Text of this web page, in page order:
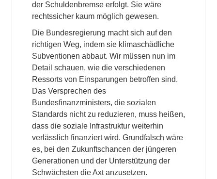
der Schuldenbremse erfolgt. Sie wäre
rechtssicher kaum möglich gewesen.
Die Bundesregierung macht sich auf den
richtigen Weg, indem sie klimaschädliche
Subventionen abbaut. Wir müssen nun im
Detail schauen, wie die verschiedenen
Ressorts von Einsparungen betroffen sind.
Das Versprechen des
Bundesfinanzministers, die sozialen
Standards nicht zu reduzieren, muss heißen,
dass die soziale Infrastruktur weiterhin
verlässlich finanziert wird. Grundfalsch wäre
es, bei den Zukunftschancen der jüngeren
Generationen und der Unterstützung der
Schwächsten die Axt anzusetzen.